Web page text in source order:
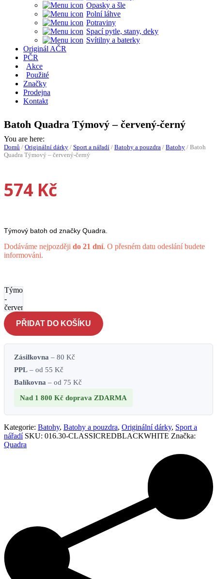
Opasky a šle
Polní láhve
Potraviny
Spací pytle, stany, deky
Svítilny a baterky
Originál AČR
PČR
Akce
Použité
Značky
Prodejna
Kontakt
Batoh Quadra Týmový – červený-černý
You are here:
Domů / Originální dárky / Sport a nářadí / Batohy a pouzdra / Batohy / Batoh
Quadra Týmový – červený-černý
574 Kč
Týmový batoh od značky Quadra.
Dodáváme nejpozději do 21 dní. O přesném datu odeslání budete
informováni.
Týmový
-
červený-
černý
množství
PŘIDAT DO KOŠÍKU
Zásilkovna – 80 Kč
PPL – od 55 Kč
Balíkovna – od 75 Kč
Nad 1 800 Kč doprava ZDARMA
Kategorie: Batohy, Batohy a pouzdra, Originální dárky, Sport a
nářadí SKU: 016.30-CLASSICREDBLACKWHITE Značka:
Quadra